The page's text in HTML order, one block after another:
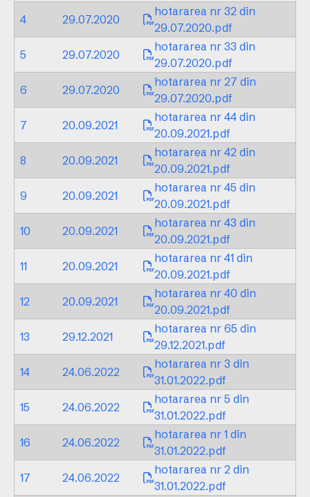
4
29.07.2020
hotararea nr 32 din
29.07.2020.pdf
5
29.07.2020
hotararea nr 33 din
29.07.2020.pdf
6
29.07.2020
hotararea nr 27 din
29.07.2020.pdf
7
20.09.2021
hotararea nr 44 din
20.09.2021.pdf
8
20.09.2021
hotararea nr 42 din
20.09.2021.pdf
9
20.09.2021
hotararea nr 45 din
20.09.2021.pdf
10
20.09.2021
hotararea nr 43 din
20.09.2021.pdf
11
20.09.2021
hotararea nr 41 din
20.09.2021.pdf
12
20.09.2021
hotararea nr 40 din
20.09.2021.pdf
13
29.12.2021
hotararea nr 65 din
29.12.2021.pdf
14
24.06.2022
hotararea nr 3 din
31.01.2022.pdf
15
24.06.2022
hotararea nr 5 din
31.01.2022.pdf
16
24.06.2022
hotararea nr 1 din
31.01.2022.pdf
17
24.06.2022
hotararea nr 2 din
31.01.2022.pdf